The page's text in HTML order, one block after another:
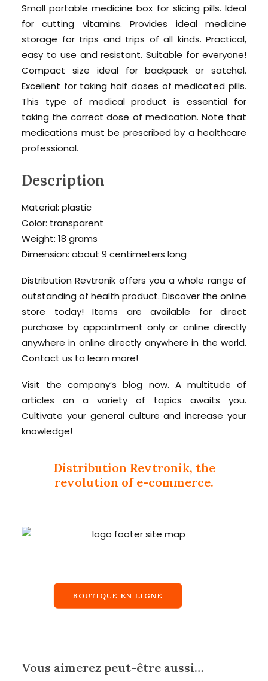
Small portable medicine box for slicing pills. Ideal
for cutting vitamins. Provides ideal medicine
storage for trips and trips of all kinds. Practical,
easy to use and resistant. Suitable for everyone!
Compact size ideal for backpack or satchel.
Excellent for taking half doses of medicated pills.
This type of medical product is essential for
taking the correct dose of medication. Note that
medications must be prescribed by a healthcare
professional.
Description
Material: plastic
Color: transparent
Weight: 18 grams
Dimension: about 9 centimeters long
Distribution Revtronik offers you a whole range of
outstanding of health product. Discover the online
store today! Items are available for direct
purchase by appointment only or online directly
anywhere in online directly anywhere in the world.
Contact us to learn more!
Visit the company’s blog now. A multitude of
articles on a variety of topics awaits you.
Cultivate your general culture and increase your
knowledge!
Distribution Revtronik, the
revolution of e-commerce.
BOUTIQUE EN LIGNE
Vous aimerez peut-être aussi…